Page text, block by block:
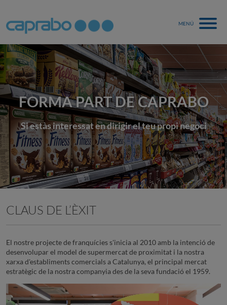
MENÚ
FORMA PART DE CAPRABO
Si estàs interessat en dirigir el teu propi negoci
CLAUS DE L’ÈXIT
El nostre projecte de franquícies s'inicia al 2010 amb la intenció de
desenvolupar el model de supermercat de proximitat i la nostra
xarxa d'establiments comercials a Catalunya, el principal mercat
estratègic de la nostra companyia des de la seva fundació el 1959.